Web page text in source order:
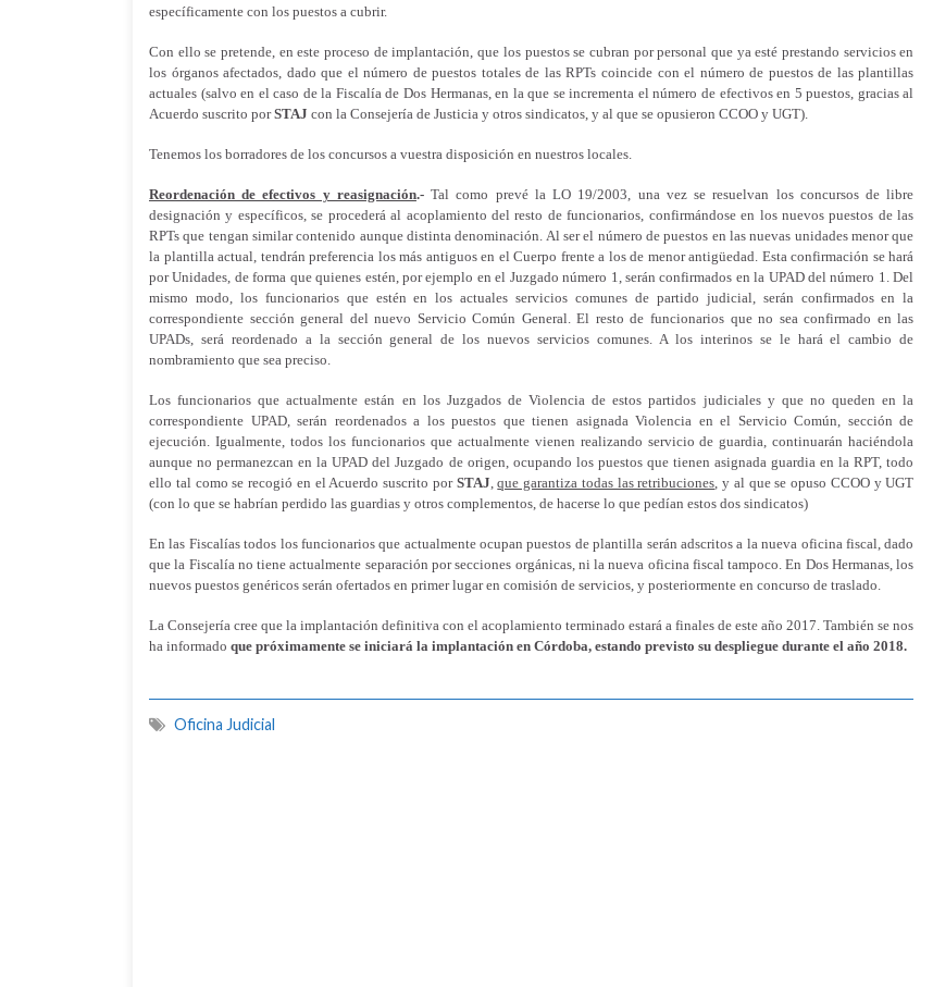
específicamente con los puestos a cubrir.
Con ello se pretende, en este proceso de implantación, que los puestos se cubran por personal que ya esté prestando servicios en
los órganos afectados, dado que el número de puestos totales de las RPTs coincide con el número de puestos de las plantillas
actuales (salvo en el caso de la Fiscalía de Dos Hermanas, en la que se incrementa el número de efectivos en 5 puestos, gracias al
Acuerdo suscrito porSTAJ con la Consejería de Justicia y otros sindicatos, y al que se opusieron CCOO y UGT).
Tenemos los borradores de los concursos a vuestra disposición en nuestros locales.
Reordenación de efectivos y reasignación.-Tal como prevé la LO 19/2003, una vez se resuelvan los concursos de libre
designación y específicos, se procederá al acoplamiento del resto de funcionarios, confirmándose en los nuevos puestos de las
RPTs que tengan similar contenido aunque distinta denominación. Al ser el número de puestos en las nuevas unidades menor que
la plantilla actual, tendrán preferencia los más antiguos en el Cuerpo frente a los de menor antigüedad. Esta confirmación se hará
por Unidades, de forma que quienes estén, por ejemplo en el Juzgado número 1, serán confirmados en la UPAD del número 1. Del
mismo modo, los funcionarios que estén en los actuales servicios comunes de partido judicial, serán confirmados en la
correspondiente sección general del nuevo Servicio Común General. El resto de funcionarios que no sea confirmado en las
UPADs, será reordenado a la sección general de los nuevos servicios comunes. A los interinos se le hará el cambio de
nombramiento que sea preciso.
Los funcionarios que actualmente están en los Juzgados de Violencia de estos partidos judiciales y que no queden en la
correspondiente UPAD, serán reordenados a los puestos que tienen asignada Violencia en el Servicio Común, sección de
ejecución. Igualmente, todos los funcionarios que actualmente vienen realizando servicio de guardia, continuarán haciéndola
aunque no permanezcan en la UPAD del Juzgado de origen, ocupando los puestos que tienen asignada guardia en la RPT, todo
ello tal como se recogió en el Acuerdo suscrito por STAJ ,que garantiza todas las retribuciones , y al que se opuso CCOO y UGT
(con lo que se habrían perdido las guardias y otros complementos, de hacerse lo que pedían estos dos sindicatos)
En las Fiscalías todos los funcionarios que actualmente ocupan puestos de plantilla serán adscritos a la nueva oficina fiscal, dado
que la Fiscalía no tiene actualmente separación por secciones orgánicas, ni la nueva oficina fiscal tampoco. En Dos Hermanas, los
nuevos puestos genéricos serán ofertados en primer lugar en comisión de servicios, y posteriormente en concurso de traslado.
La Consejería cree que la implantación definitiva con el acoplamiento terminado estará a finales de este año 2017. También se nos
ha informado que próximamente se iniciará la implantación en Córdoba, estando previsto su despliegue durante el año 2018.
Oficina Judicial